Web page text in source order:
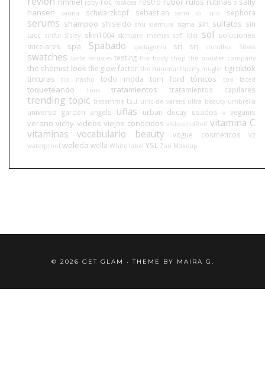
roby rosácea s
hansen
sauna schwarzkopf sebastian semi di lino sephora
serums shampoo shiseido shu uemura sigma sin sulfatos sin
tacc sinful Sisley skin1004 skincare memes sofí klei sol soluciones
micelares
spa Spabado spatagonia sri sri stendhal StIves
swatches tarte tatuajes testing the body shop the booster company
the chemist look the glow factor the minimal thierry mugler tigi tiktok
tinturas
tio nacho todo moda tom ford tónicos too faced
toqueteando Tous tratamientos tratamientos capilares
trending topic tresemmé tsu ulric de varens ultra beauty umbrella
universo garden angels uñas urban decay usados v veganis
verano vichy videos viejos conocidos viktorandRolf vitamina C
vitaminas
vocabulario beauty vogue cosméticos vz
waterproof weleda wella White label YSL Zao Makeup
© 2026 GET GLAM • THEME BY MAIRA G.